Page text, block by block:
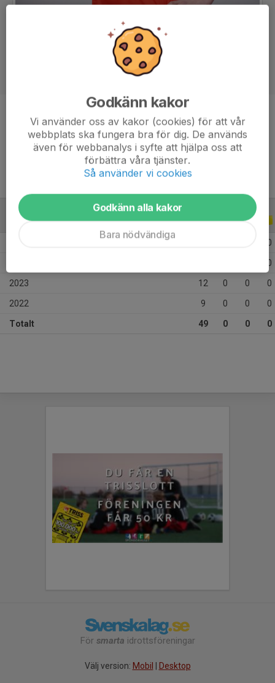
Position
-
Ålder
14 år
ALLA SERIER ALLA ÅR
0
0
2023 12 0 0 0
2022 9 0 0 0
Totalt 49 0 0 0
För smarta idrottsföreningar
Välj version: Mobil Desktop
Godkänn kakor
Vi använder oss av kakor (cookies) för att vår
webbplats ska fungera bra för dig. De används
även för webbanalys i syfte att hjälpa oss att
förbättra våra tjänster.
Så använder vi cookies
Godkänn alla kakor
Bara nödvändiga